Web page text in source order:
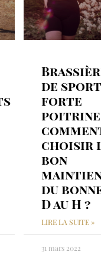
de sport
forte
poitrine
choisir
bon
du
D au H ?
LIRE LA SUITE »
31 mars 2022